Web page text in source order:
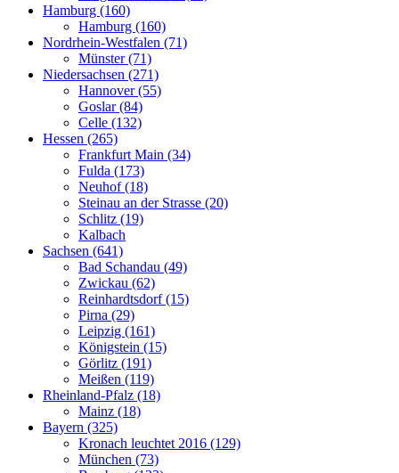
Hamburg (160)
Hamburg (160)
Nordrhein-Westfalen (71)
Münster (71)
Niedersachsen (271)
Hannover (55)
Goslar (84)
Celle (132)
Hessen (265)
Frankfurt Main (34)
Fulda (173)
Neuhof (18)
Steinau an der Strasse (20)
Schlitz (19)
Kalbach
Sachsen (641)
Bad Schandau (49)
Zwickau (62)
Reinhardtsdorf (15)
Pirna (29)
Leipzig (161)
Königstein (15)
Görlitz (191)
Meißen (119)
Rheinland-Pfalz (18)
Mainz (18)
Bayern (325)
Kronach leuchtet 2016 (129)
München (73)